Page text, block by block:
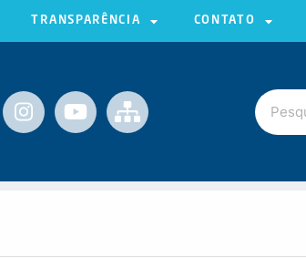
TRANSPARÊNCIA CONTATO